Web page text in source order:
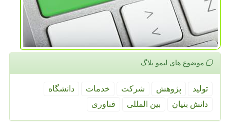
موضوع های لیمو بلاگ
تولید پژوهش شركت خدمات
دانشگاه
دانش بنیان
بین المللی فناوری